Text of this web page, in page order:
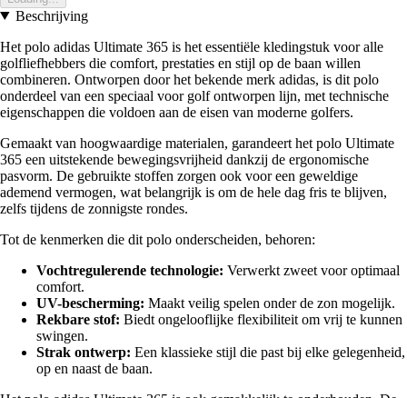
Beschrijving
Het polo adidas Ultimate 365 is het essentiële kledingstuk voor alle
golfliefhebbers die comfort, prestaties en stijl op de baan willen
combineren. Ontworpen door het bekende merk adidas, is dit polo
onderdeel van een speciaal voor golf ontworpen lijn, met technische
eigenschappen die voldoen aan de eisen van moderne golfers.
Gemaakt van hoogwaardige materialen, garandeert het polo Ultimate
365 een uitstekende bewegingsvrijheid dankzij de ergonomische
pasvorm. De gebruikte stoffen zorgen ook voor een geweldige
ademend vermogen, wat belangrijk is om de hele dag fris te blijven,
zelfs tijdens de zonnigste rondes.
Tot de kenmerken die dit polo onderscheiden, behoren:
Vochtregulerende technologie: Verwerkt zweet voor optimaal
comfort.
UV-bescherming: Maakt veilig spelen onder de zon mogelijk.
Rekbare stof: Biedt ongelooflijke flexibiliteit om vrij te kunnen
swingen.
Strak ontwerp: Een klassieke stijl die past bij elke gelegenheid,
op en naast de baan.